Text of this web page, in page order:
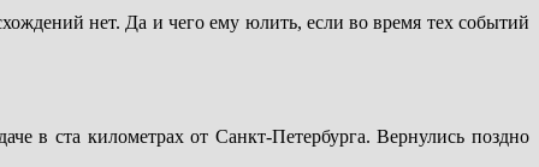
нет. Да и чего ему юлить, если во время тех событий
в ста километрах от Санкт-Петербурга. Вернулись поздно